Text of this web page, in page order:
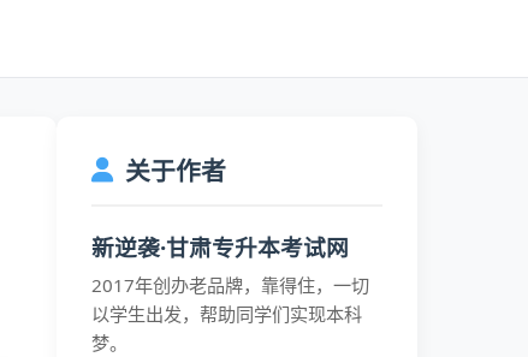
关于作者
新逆袭·甘肃专升本考试网
2017年创办老品牌，靠得住，一切
以学生出发，帮助同学们实现本科
梦。